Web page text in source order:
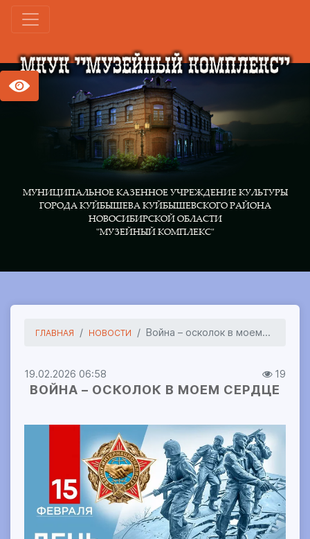
МУНИЦИПАЛЬНОЕ КАЗЕННОЕ УЧРЕЖДЕНИЕ КУЛЬТУРЫ
ГОРОДА КУЙБЫШЕВА КУЙБЫШЕВСКОГО РАЙОНА
НОВОСИБИРСКОЙ ОБЛАСТИ
"МУЗЕЙНЫЙ КОМПЛЕКС"
ГЛАВНАЯ НОВОСТИ Война – осколок в моем...
19.02.2026 06:58 19
ВОЙНА – ОСКОЛОК В МОЕМ СЕРДЦЕ